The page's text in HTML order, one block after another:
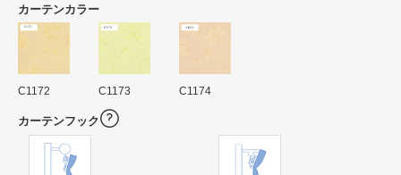
カーテンカラー
C1172 C1173 C1174
カーテンフック